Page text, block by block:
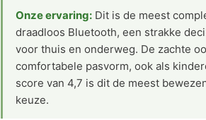
Onze ervaring: Dit is de meest
draadloos Bluetooth, een strakke
voor thuis en onderweg. De zachte
comfortabele pasvorm, ook als
score van 4,7 is dit de meest
keuze.